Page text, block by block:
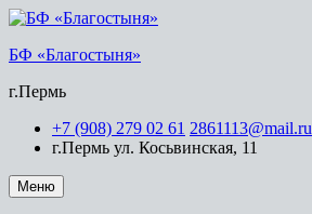
БФ «Благостыня»
г.Пермь
+7 (908) 279 02 61 2861113@mail.ru
г.Пермь ул. Косьвинская, 11
Меню